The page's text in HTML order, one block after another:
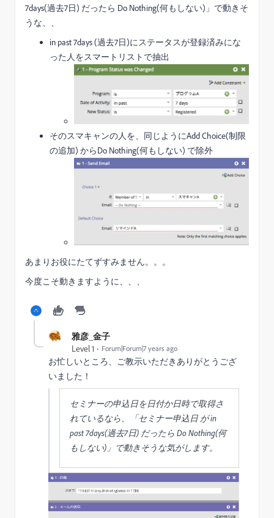
7days(過去7日) だったら Do Nothing(何もしない)」で動きそ
うな、、
in past 7days (過去7日)にステータスが登録済みにな
った人をスマートリストで抽出
そのスマキャンの人を、同じようにAdd Choice(制限
の追加) からDo Nothing(何もしない) で除外
あまりお役にたてずすみません。。。
今度こそ動きますように、、、
雅彦_金子
Level 1 Forum|Forum|7 years ago
お忙しいところ、ご教示いただきありがとうござ
いました！
セミナーの申込日を日付か日時で取得さ
れているなら、「セミナー申込日 が in
past 7days(過去7日) だったら Do Nothing(何
もしない)」で動きそうな気がします。